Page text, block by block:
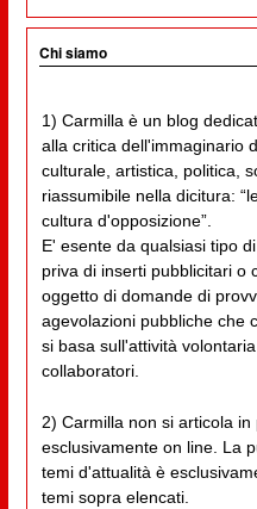
Chi siamo
1) Carmilla è un blog
alla critica dell'immaginario
culturale, artistica, politica,
riassumibile nella dicitura:
cultura d'opposizione”.
E' esente da qualsiasi tipo
priva di inserti pubblicitari o
oggetto di domande di
agevolazioni pubbliche che
si basa sull'attività
collaboratori.
2) Carmilla non si articola
esclusivamente on line. La
temi d'attualità è
temi sopra elencati.